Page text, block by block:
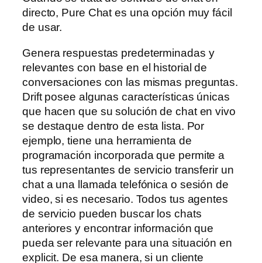
directo, Pure Chat es una opción muy fácil
de usar.
Genera respuestas predeterminadas y
relevantes con base en el historial de
conversaciones con las mismas preguntas.
Drift posee algunas características únicas
que hacen que su solución de chat en vivo
se destaque dentro de esta lista. Por
ejemplo, tiene una herramienta de
programación incorporada que permite a
tus representantes de servicio transferir un
chat a una llamada telefónica o sesión de
video, si es necesario. Todos tus agentes
de servicio pueden buscar los chats
anteriores y encontrar información que
pueda ser relevante para una situación en
explicit. De esa manera, si un cliente